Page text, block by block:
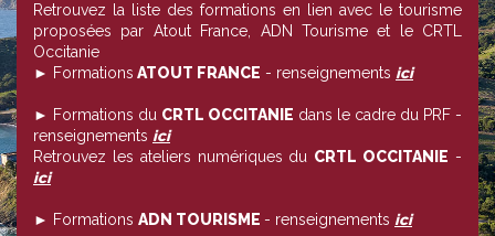
Retrouvez la liste des formations en lien avec le tourisme
proposées par Atout France, ADN Tourisme et le CRTL
Occitanie
► Formations ATOUT FRANCE - renseignements ici
► Formations du CRTL OCCITANIE dans le cadre du PRF -
renseignements ici
Retrouvez les ateliers numériques du CRTL OCCITANIE -
ici
► Formations ADN TOURISME - renseignements ici